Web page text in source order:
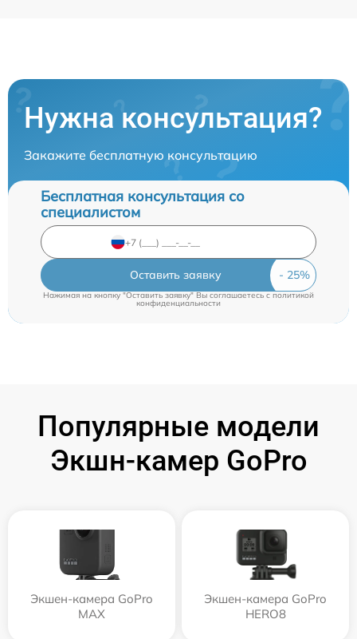
Нужна консультация?
Закажите бесплатную консультацию
Бесплатная консультация со
специалистом
Оставить заявку
Нажимая на кнопку "Оставить заявку" Вы соглашаетесь c политикой
конфиденциальности
Популярные модели
Экшн-камер GoPro
Экшен-камера GoPro
MAX
Экшен-камера GoPro
HERO8